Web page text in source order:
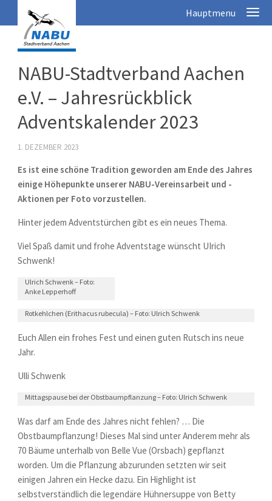
NABU-Stadtverband Aachen
e.V. – Jahresrückblick
Adventskalender 2023
1. DEZEMBER 2023
Es ist eine schöne Tradition geworden am Ende des Jahres
einige Höhepunkte unserer NABU-Vereinsarbeit und -
Aktionen per Foto vorzustellen.
Hinter jedem Adventstürchen gibt es ein neues Thema.
Viel Spaß damit und frohe Adventstage wünscht UIrich
Schwenk!
Ulrich Schwenk – Foto:
Anke Lepperhoff
Rotkehlchen (Erithacus rubecula) – Foto: Ulrich Schwenk
Euch Allen ein frohes Fest und einen guten Rutsch ins neue
Jahr.
Ulli Schwenk
Mittagspause bei der Obstbaumpflanzung – Foto: Ulrich Schwenk
Was darf am Ende des Jahres nicht fehlen? … Die
Obstbaumpflanzung! Dieses Mal sind unter Anderem mehr als
70 Bäume unterhalb von Belle Vue (Orsbach) gepflanzt
worden. Um die Pflanzung abzurunden setzten wir seit
einigen Jahren ein Hecke dazu. Ein Highlight ist
selbstverständlich die legendäre Hühnersuppe von Betty